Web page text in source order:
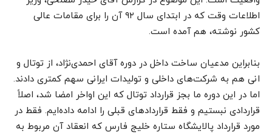
اطلاعات وقت که در ابتدای سال ۹۲ آن را برای مقامات عالی
کشور نوشته، هم آمده است.
بنابراین مدعیان ساخت داخل در دوره آقای احمدی‌نژاد، از توتال و
انی هم به شرکت‌های داخلی و تولیدات ایرانی سهم کمتری دادند.
اما در این دوره ما بجز قرارداد توتال که این اواخر امضا شد، اصلاً
قراردادی نبستیم و فقط قراردادهای قبلی را ادامه داده‌ایم. فقط در
مورد قرارداد پالایشگاه ستاره خلیج فارس که انعقاد آن مربوط به